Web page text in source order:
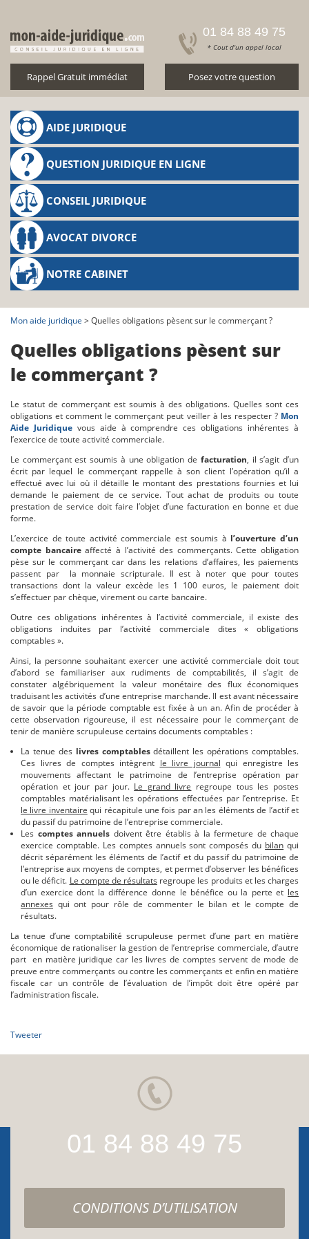
01 84 88 49 75
* Cout d'un appel local
Rappel Gratuit immédiat Posez votre question
AIDE JURIDIQUE
QUESTION JURIDIQUE EN LIGNE
CONSEIL JURIDIQUE
AVOCAT DIVORCE
NOTRE CABINET
Mon aide juridique > Quelles obligations pèsent sur le commerçant ?
Quelles obligations pèsent sur
le commerçant ?
Le statut de commerçant est soumis à des obligations. Quelles sont ces
obligations et comment le commerçant peut veiller à les respecter ? Mon
Aide Juridiquevous aide à comprendre ces obligations inhérentes à
l’exercice de toute activité commerciale.
Le commerçant est soumis à une obligation de facturation, il s’agit d’un
écrit par lequel le commerçant rappelle à son client l’opération qu’il a
effectué avec lui où il détaille le montant des prestations fournies et lui
demande le paiement de ce service. Tout achat de produits ou toute
prestation de service doit faire l’objet d’une facturation en bonne et due
forme.
L’exercice de toute activité commerciale est soumis à l’ouverture d’un
compte bancaireaffecté à l’activité des commerçants. Cette obligation
pèse sur le commerçant car dans les relations d’affaires, les paiements
passent par la monnaie scripturale. Il est à noter que pour toutes
transactions dont la valeur excède les 1 100 euros, le paiement doit
s’effectuer par chèque, virement ou carte bancaire.
Outre ces obligations inhérentes à l’activité commerciale, il existe des
obligations induites par l’activité commerciale dites « obligations
comptables ».
Ainsi, la personne souhaitant exercer une activité commerciale doit tout
d’abord se familiariser aux rudiments de comptabilités, il s’agit de
constater algébriquement la valeur monétaire des flux économiques
traduisant les activités d’une entreprise marchande. Il est avant nécessaire
de savoir que la période comptable est fixée à un an. Afin de procéder à
cette observation rigoureuse, il est nécessaire pour le commerçant de
tenir de manière scrupuleuse certains documents comptables :
La tenue des livres comptablesdétaillent les opérations comptables.
Ces livres de comptes intègrent le livre journal qui enregistre les
mouvements affectant le patrimoine de l’entreprise opération par
opération et jour par jour. Le grand livre regroupe tous les postes
comptables matérialisant les opérations effectuées par l’entreprise. Et
le livre inventaire qui récapitule une fois par an les éléments de l’actif et
du passif du patrimoine de l’entreprise commerciale.
Les comptes annuels doivent être établis à la fermeture de chaque
exercice comptable. Les comptes annuels sont composés du bilan qui
décrit séparément les éléments de l’actif et du passif du patrimoine de
l’entreprise aux moyens de comptes, et permet d’observer les bénéfices
ou le déficit. Le compte de résultats regroupe les produits et les charges
d’un exercice dont la différence donne le bénéfice ou la perte et les
annexes qui ont pour rôle de commenter le bilan et le compte de
résultats.
La tenue d’une comptabilité scrupuleuse permet d’une part en matière
économique de rationaliser la gestion de l’entreprise commerciale, d’autre
part en matière juridique car les livres de comptes servent de mode de
preuve entre commerçants ou contre les commerçants et enfin en matière
fiscale car un contrôle de l’évaluation de l’impôt doit être opéré par
l’administration fiscale.
Tweeter
01 84 88 49 75
CONDITIONS D’UTILISATION